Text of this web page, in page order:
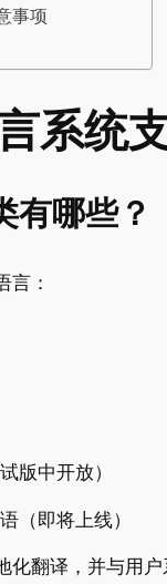
事项
系统
有哪些？
言：
版中开放）
（即将上线）
翻译，并与用